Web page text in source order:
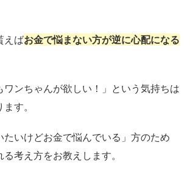
えばお金で悩まない方が逆に心配になる
ワンちゃんが欲しい！」という気持ちは
す。
たいけどお金で悩んでいる」方のため
考え方をお教えします。